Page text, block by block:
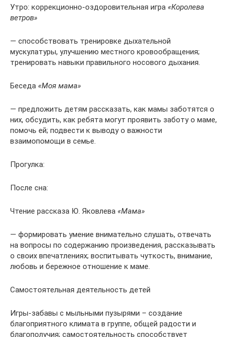
Утро: коррекционно-оздоровительная игра «Королева
ветров»
— способствовать тренировке дыхательной
мускулатуры, улучшению местного кровообращения;
тренировать навыки правильного носового дыхания.
Беседа «Моя мама»
— предложить детям рассказать, как мамы заботятся о
них, обсудить, как ребята могут проявить заботу о маме,
помочь ей; подвести к выводу о важности
взаимопомощи в семье.
Прогулка:
После сна:
Чтение рассказа Ю. Яковлева «Мама»
— формировать умение внимательно слушать, отвечать
на вопросы по содержанию произведения, рассказывать
о своих впечатлениях; воспитывать чуткость, внимание,
любовь и бережное отношение к маме.
Самостоятельная деятельность детей
Игры-забавы с мыльными пузырями – создание
благоприятного климата в группе, общей радости и
благополучия; самостоятельность способствует